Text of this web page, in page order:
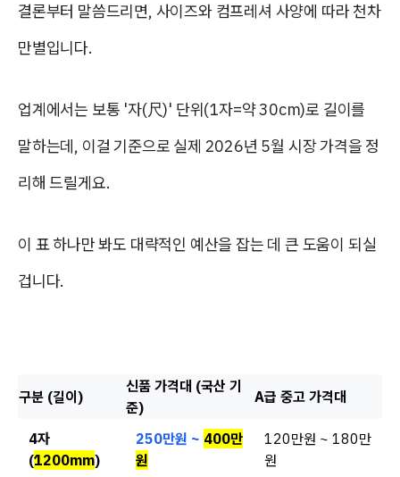
결론부터 말씀드리면, 사이즈와 컴프레셔 사양에 따라 천차
만별입니다.
업계에서는 보통 '자(尺)' 단위(1자=약 30cm)로 길이를
말하는데, 이걸 기준으로 실제 2026년 5월 시장 가격을 정
리해 드릴게요.
이 표 하나만 봐도 대략적인 예산을 잡는 데 큰 도움이 되실
겁니다.
구분 (길이)
신품 가격대 (국산 기
준)
A급 중고 가격대
4자
(1200mm)
250만원 ~ 400만
원
120만원 ~ 180만
원